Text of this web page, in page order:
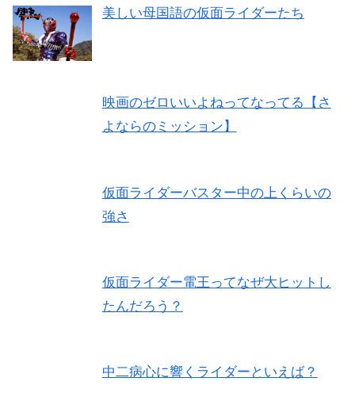
美しい母国語の仮面ライダーたち
映画のゼロいいよねってなってる【さ
よならのミッション】
仮面ライダーバスター中の上くらいの
強さ
仮面ライダー電王ってなぜ大ヒットし
たんだろう？
中二病心に響くライダーといえば？